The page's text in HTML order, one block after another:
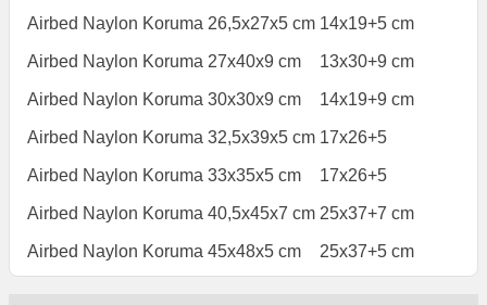
Airbed Naylon Koruma 26,5x27x5 cm 14x19+5 cm
Airbed Naylon Koruma 27x40x9 cm 13x30+9 cm
Airbed Naylon Koruma 30x30x9 cm 14x19+9 cm
Airbed Naylon Koruma 32,5x39x5 cm 17x26+5
Airbed Naylon Koruma 33x35x5 cm 17x26+5
Airbed Naylon Koruma 40,5x45x7 cm 25x37+7 cm
Airbed Naylon Koruma 45x48x5 cm 25x37+5 cm